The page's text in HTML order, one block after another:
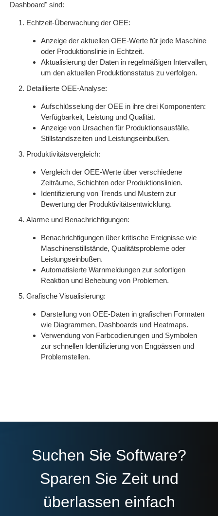
Dashboard" sind:
Echtzeit-Überwachung der OEE:
Anzeige der aktuellen OEE-Werte für jede Maschine
oder Produktionslinie in Echtzeit.
Aktualisierung der Daten in regelmäßigen Intervallen,
um den aktuellen Produktionsstatus zu verfolgen.
Detaillierte OEE-Analyse:
Aufschlüsselung der OEE in ihre drei Komponenten:
Verfügbarkeit, Leistung und Qualität.
Anzeige von Ursachen für Produktionsausfälle,
Stillstandszeiten und Leistungseinbußen.
Produktivitätsvergleich:
Vergleich der OEE-Werte über verschiedene
Zeiträume, Schichten oder Produktionslinien.
Identifizierung von Trends und Mustern zur
Bewertung der Produktivitätsentwicklung.
Alarme und Benachrichtigungen:
Benachrichtigungen über kritische Ereignisse wie
Maschinenstillstände, Qualitätsprobleme oder
Leistungseinbußen.
Automatisierte Warnmeldungen zur sofortigen
Reaktion und Behebung von Problemen.
Grafische Visualisierung:
Darstellung von OEE-Daten in grafischen Formaten
wie Diagrammen, Dashboards und Heatmaps.
Verwendung von Farbcodierungen und Symbolen
zur schnellen Identifizierung von Engpässen und
Problemstellen.
Suchen Sie Software?
Sparen Sie Zeit und
überlassen einfach